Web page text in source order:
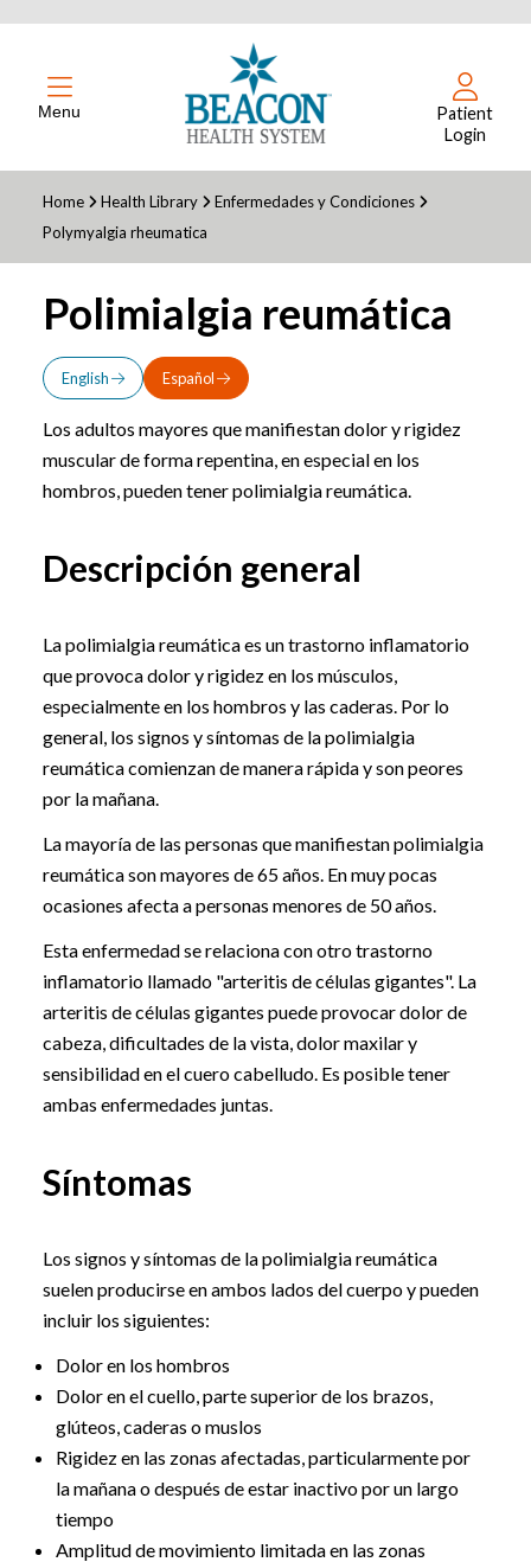
Menu
Patient
Login
Home Health Library
Enfermedades y Condiciones
Polymyalgia rheumatica
Polimialgia reumática
English Español
Los adultos mayores que manifiestan dolor y rigidez
muscular de forma repentina, en especial en los
hombros, pueden tener polimialgia reumática.
Descripción general
La polimialgia reumática es un trastorno inflamatorio
que provoca dolor y rigidez en los músculos,
especialmente en los hombros y las caderas. Por lo
general, los signos y síntomas de la polimialgia
reumática comienzan de manera rápida y son peores
por la mañana.
La mayoría de las personas que manifiestan polimialgia
reumática son mayores de 65 años. En muy pocas
ocasiones afecta a personas menores de 50 años.
Esta enfermedad se relaciona con otro trastorno
inflamatorio llamado "arteritis de células gigantes". La
arteritis de células gigantes puede provocar dolor de
cabeza, dificultades de la vista, dolor maxilar y
sensibilidad en el cuero cabelludo. Es posible tener
ambas enfermedades juntas.
Síntomas
Los signos y síntomas de la polimialgia reumática
suelen producirse en ambos lados del cuerpo y pueden
incluir los siguientes:
Dolor en los hombros
Dolor en el cuello, parte superior de los brazos,
glúteos, caderas o muslos
Rigidez en las zonas afectadas, particularmente por
la mañana o después de estar inactivo por un largo
tiempo
Amplitud de movimiento limitada en las zonas